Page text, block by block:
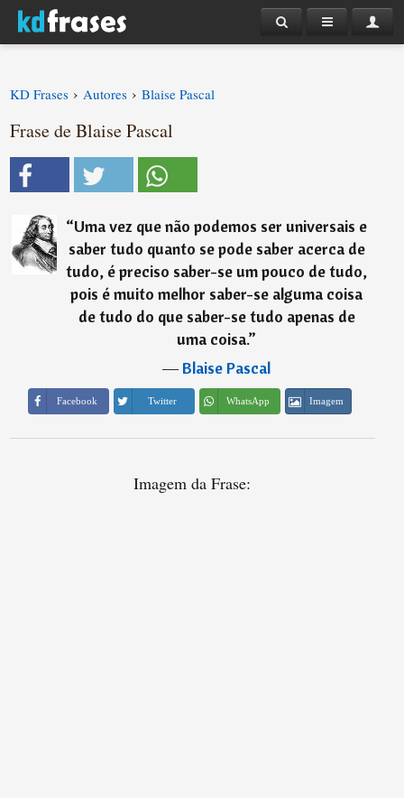
KD Frases › Autores › Blaise Pascal
Frase de Blaise Pascal
“Uma vez que não podemos ser universais e
saber tudo quanto se pode saber acerca de
tudo, é preciso saber-se um pouco de tudo,
pois é muito melhor saber-se alguma coisa
de tudo do que saber-se tudo apenas de
uma coisa.”
―Blaise Pascal
Facebook Twitter WhatsApp Imagem
Imagem da Frase: